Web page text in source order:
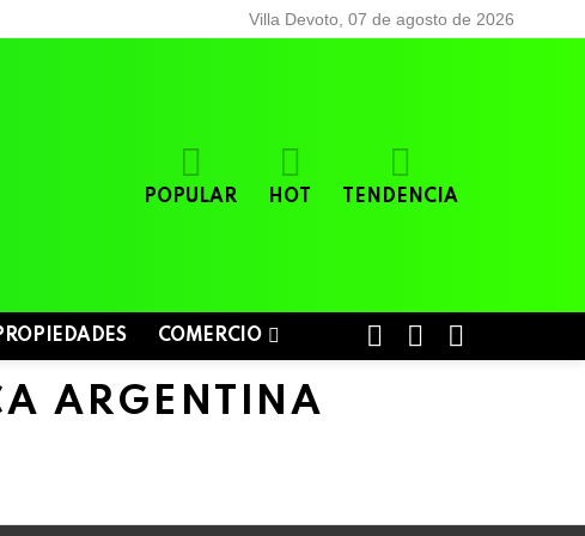
Villa Devoto, 07 de agosto de 2026
POPULAR HOT TENDENCIA
COMERCIO
SWITCH
SKIN
ARGENTINA